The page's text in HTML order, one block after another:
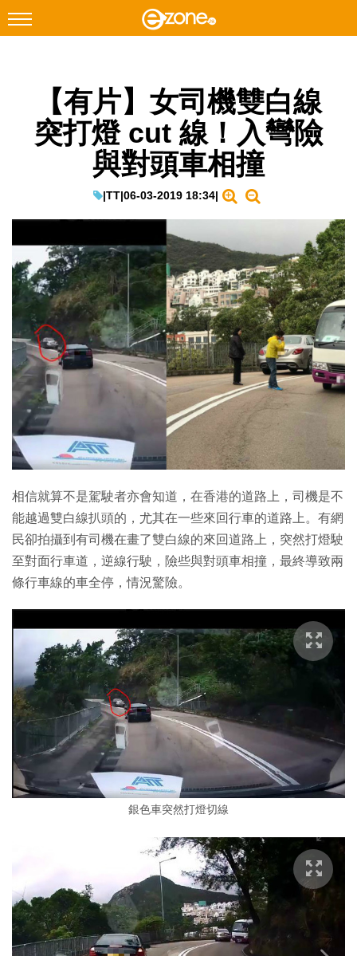
Facebook Instagram
科技焦點
教學評測
EduTech
IT Times
生成式AI與雲端應用
Enterprise Digital Transformation
特集
【有片】女司機雙白線
突打燈 cut 線！入彎險
與對頭車相撞
|TT|06-03-2019 18:34|
相信就算不是駕駛者亦會知道，在香港的道路上，司機是不
能越過雙白線扒頭的，尤其在一些來回行車的道路上。有網
民卻拍攝到有司機在畫了雙白線的來回道路上，突然打燈駛
至對面行車道，逆線行駛，險些與對頭車相撞，最終導致兩
條行車線的車全停，情況驚險。
銀色車突然打燈切線